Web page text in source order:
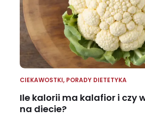
CIEKAWOSTKI, PORADY DIETETYKA
Ile kalorii ma kalafior i czy
na diecie?